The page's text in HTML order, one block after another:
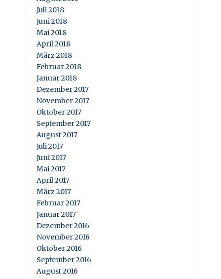
Juli 2018
Juni 2018
Mai 2018
April 2018
März 2018
Februar 2018
Januar 2018
Dezember 2017
November 2017
Oktober 2017
September 2017
August 2017
Juli 2017
Juni 2017
Mai 2017
April 2017
März 2017
Februar 2017
Januar 2017
Dezember 2016
November 2016
Oktober 2016
September 2016
August 2016